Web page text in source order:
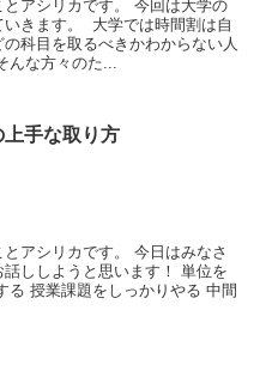
アシリカです。 今回は大学の
きます。 大学では時間割は自
科目を取るべきかわからない人
んな方々のた...
上手な取り方
アシリカです。 今日はみなさ
ししようと思います！ 単位を
る 授業課題をしっかりやる 中間